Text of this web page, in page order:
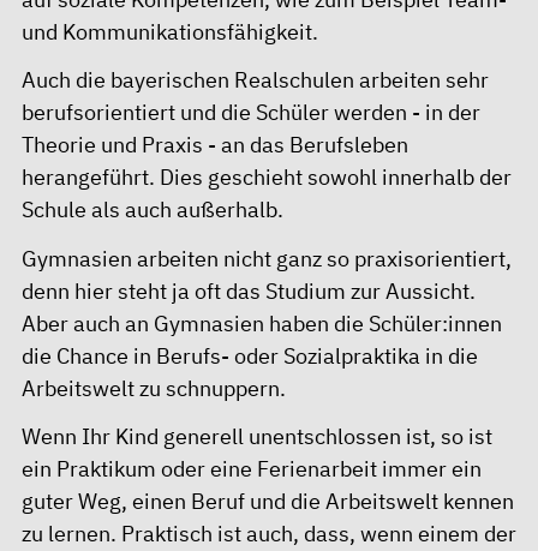
und Kommunikationsfähigkeit.
Auch die bayerischen Realschulen arbeiten sehr
berufsorientiert und die Schüler werden - in der
Theorie und Praxis - an das Berufsleben
herangeführt. Dies geschieht sowohl innerhalb der
Schule als auch außerhalb.
Gymnasien arbeiten nicht ganz so praxisorientiert,
denn hier steht ja oft das Studium zur Aussicht.
Aber auch an Gymnasien haben die Schüler:innen
die Chance in Berufs- oder Sozialpraktika in die
Arbeitswelt zu schnuppern.
Wenn Ihr Kind generell unentschlossen ist, so ist
ein Praktikum oder eine Ferienarbeit immer ein
guter Weg, einen Beruf und die Arbeitswelt kennen
zu lernen. Praktisch ist auch, dass, wenn einem der